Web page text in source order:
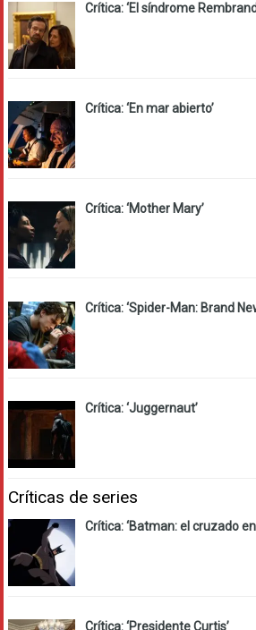
Crítica: ‘El síndrome
Crítica: ‘En mar abierto’
Crítica: ‘Mother Mary’
Crítica: ‘Spider-Man: Brand
Crítica: ‘Juggernaut’
Críticas de series
Crítica: ‘Batman: el cruzado
Crítica: ‘Presidente Curtis’